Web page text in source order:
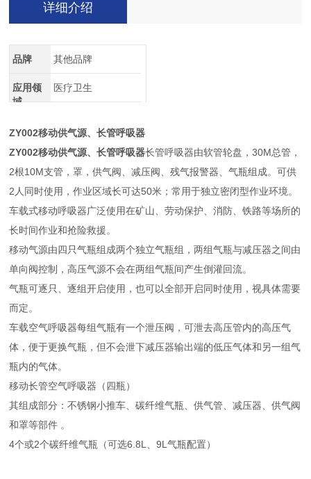
详细介绍
品牌 其他品牌
应用领
域
医疗卫生
ZY002移动供气源、长管呼吸器
ZY002移动供气源、长管呼吸器长管呼吸器由软管轮盘，30M总管，
2根10M支管，罩，供气阀、减压阀、残气报警器、气瓶组成。可供
2人同时使用，作业区域长可达50米；常用于独立密闭型作业环境。
车载式移动呼吸器广泛使用在矿山、劳动保护、消防、铁路等场所的
长时间作业和抢险救援。
移动气源由四只气瓶组成两个独立气瓶组，两组气瓶与减压器之间由
单向阀控制，高压气源不会在两组气瓶间产生倒灌回流。
气瓶可逐只、逐组开启使用，也可以全部开启同时使用，视具体需要
而定。
车载空气呼吸器每组气瓶有一个泄压阀，可泄去高压管内的高压气
体，便于更换气瓶，但不会泄下减压器输出端的低压气体和另一组气
瓶内的气体。
移动长管空气呼吸器（四瓶）
其组成部分：不锈钢小推车、碳纤维气瓶、供气管、减压器、供气阀
和罩等部件 。
4个或2个碳纤维气瓶（可选6.8L、9L气瓶配置）